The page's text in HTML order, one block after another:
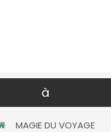
à
MAGIE DU VOYAGE